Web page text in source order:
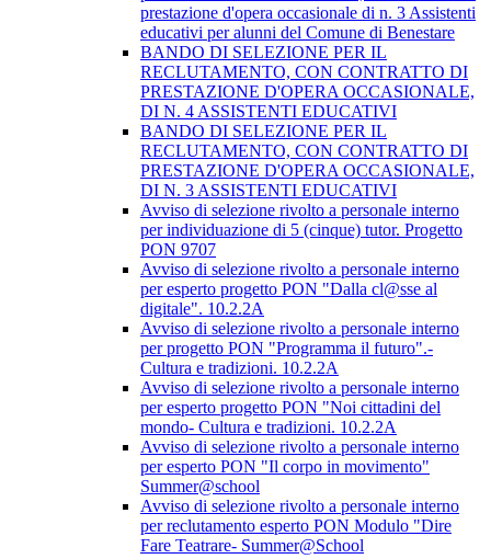
prestazione d'opera occasionale di n. 3 Assistenti
educativi per alunni del Comune di Benestare
BANDO DI SELEZIONE PER IL
RECLUTAMENTO, CON CONTRATTO DI
PRESTAZIONE D'OPERA OCCASIONALE,
DI N. 4 ASSISTENTI EDUCATIVI
BANDO DI SELEZIONE PER IL
RECLUTAMENTO, CON CONTRATTO DI
PRESTAZIONE D'OPERA OCCASIONALE,
DI N. 3 ASSISTENTI EDUCATIVI
Avviso di selezione rivolto a personale interno
per individuazione di 5 (cinque) tutor. Progetto
PON 9707
Avviso di selezione rivolto a personale interno
per esperto progetto PON "Dalla cl@sse al
digitale". 10.2.2A
Avviso di selezione rivolto a personale interno
per progetto PON "Programma il futuro".-
Cultura e tradizioni. 10.2.2A
Avviso di selezione rivolto a personale interno
per esperto progetto PON "Noi cittadini del
mondo- Cultura e tradizioni. 10.2.2A
Avviso di selezione rivolto a personale interno
per esperto PON "Il corpo in movimento"
Summer@school
Avviso di selezione rivolto a personale interno
per reclutamento esperto PON Modulo "Dire
Fare Teatrare- Summer@School